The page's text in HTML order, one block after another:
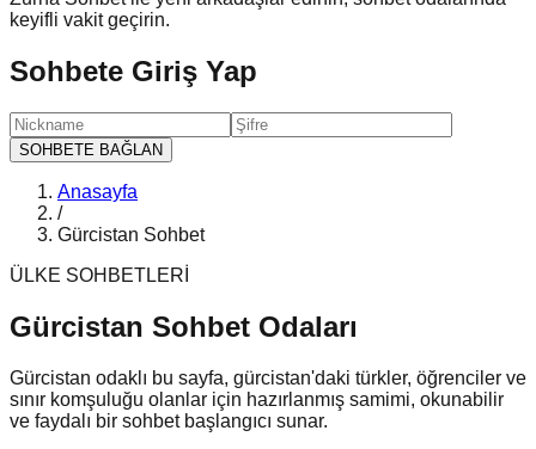
keyifli vakit geçirin.
Sohbete Giriş Yap
SOHBETE BAĞLAN
Anasayfa
/
Gürcistan Sohbet
ÜLKE SOHBETLERİ
Gürcistan Sohbet Odaları
Gürcistan odaklı bu sayfa, gürcistan'daki türkler, öğrenciler ve
sınır komşuluğu olanlar için hazırlanmış samimi, okunabilir
ve faydalı bir sohbet başlangıcı sunar.